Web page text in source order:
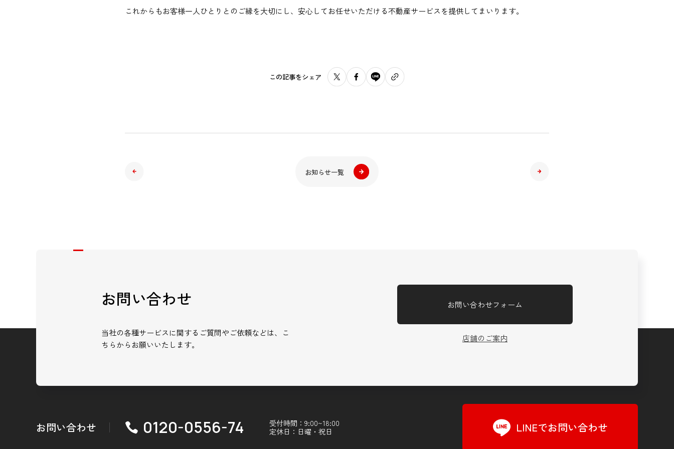
これからもお客様一人ひとりとのご縁を大切にし、安心してお任せいただける不動産サービスを提供してまいります。
この記事をシェア
お知らせ一覧
お問い合わせ
当社の各種サービスに関するご質問やご依頼などは、こ
ちらからお願いいたします。
お問い合わせフォーム
店舗のご案内
お問い合わせ 0120-0556-74
受付時間：9:00~18:00
定休日：日曜・祝日
LINEでお問い合わせ